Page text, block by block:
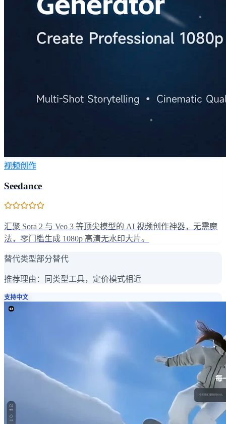
视频创作
Seedance
汇聚 Sora 2 与 Veo 3 等顶尖模型的 AI 视频创作神器，无需魔
法，零门槛生成 1080p 高清无水印大片。
替代类型部分替代
推荐理由： 同类型工具，定价模式相近
支持中文